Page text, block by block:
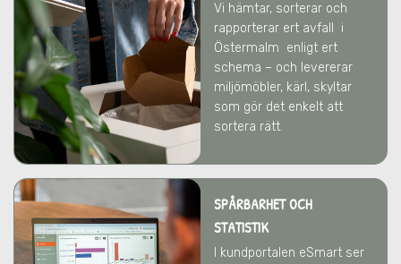
Vi hämtar, sorterar och
rapporterar ert avfall
i
Östermalm enligt ert
schema – och levererar
miljömöbler, kärl, skyltar
som gör det enkelt att
sortera rätt.
SPÅRBARHET OCH
STATISTIK
I kundportalen eSmart ser